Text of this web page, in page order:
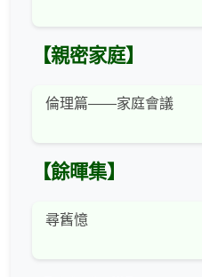
【親密家庭】
倫理篇——家庭會議
【餘暉集】
尋舊憶